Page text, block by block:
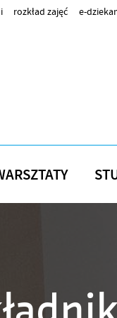
rozkład zajęć e-